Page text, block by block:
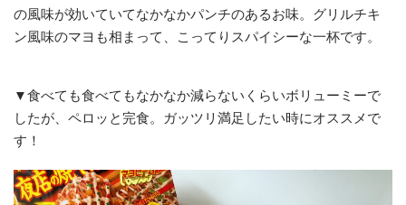
の風味が効いていてなかなかパンチのあるお味。グリルチキ
ン風味のマヨも相まって、こってりスパイシーな一杯です。
▼食べても食べてもなかなか減らないくらいボリューミーで
したが、ペロッと完食。ガッツリ満足したい時にオススメで
す！